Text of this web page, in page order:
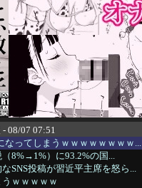
08/07 07:51
なってしまうｗｗｗｗｗｗｗｗ...
8%→1%）に93.2%の国...
SNS投稿が習近平主席を怒ら...
ｗｗｗｗｗ